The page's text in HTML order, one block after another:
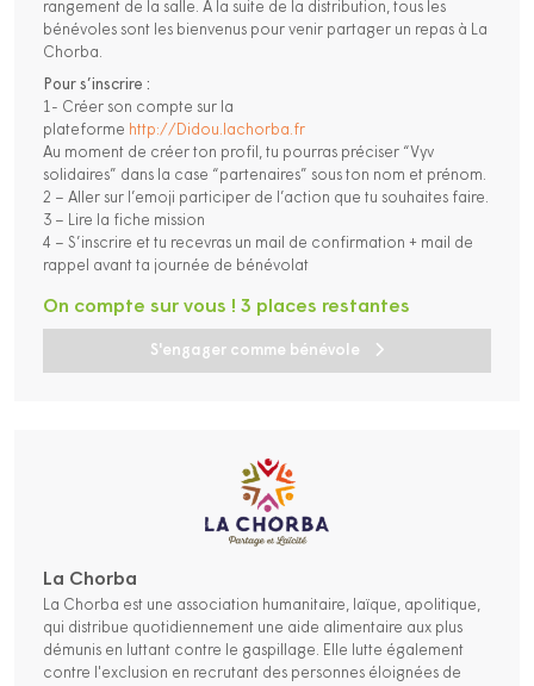
rangement de la salle. A la suite de la distribution, tous les
bénévoles sont les bienvenus pour venir partager un repas à La
Chorba.
Pour s’inscrire :
1- Créer son compte sur la
plateforme http://Didou.lachorba.fr
Au moment de créer ton profil, tu pourras préciser “Vyv
solidaires” dans la case “partenaires” sous ton nom et prénom.
2 – Aller sur l’emoji participer de l’action que tu souhaites faire.
3 – Lire la fiche mission
4 – S’inscrire et tu recevras un mail de confirmation + mail de
rappel avant ta journée de bénévolat
S'engager comme bénévole
On compte sur vous ! 3 places restantes
La Chorba
La Chorba est une association humanitaire, laïque, apolitique,
qui distribue quotidiennement une aide alimentaire aux plus
démunis en luttant contre le gaspillage. Elle lutte également
contre l'exclusion en recrutant des personnes éloignées de